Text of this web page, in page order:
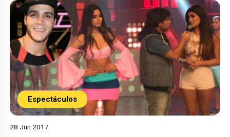
Espectáculos
28 Jun 2017